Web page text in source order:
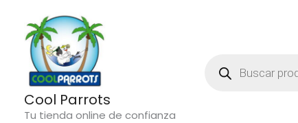
contenido
Cool Parrots
Tu tienda online de confianza
Productos